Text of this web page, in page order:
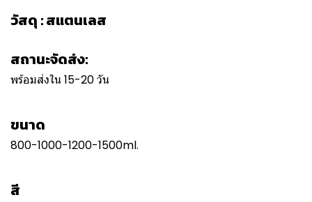
วัสดุ : สแตนเลส
สถานะจัดส่ง:
พร้อมส่งใน 15-20 วัน
ขนาด
800-1000-1200-1500ml.
สี